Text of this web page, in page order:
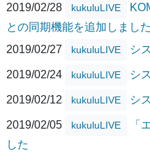
2019/02/28
kukuluLIVE
との同期機能を追加しました
2019/02/27
kukuluLIVE シ
2019/02/24 kukuluLIVE シ
2019/02/12 kukuluLIVE シ
2019/02/05 kukuluLIVE
「
した